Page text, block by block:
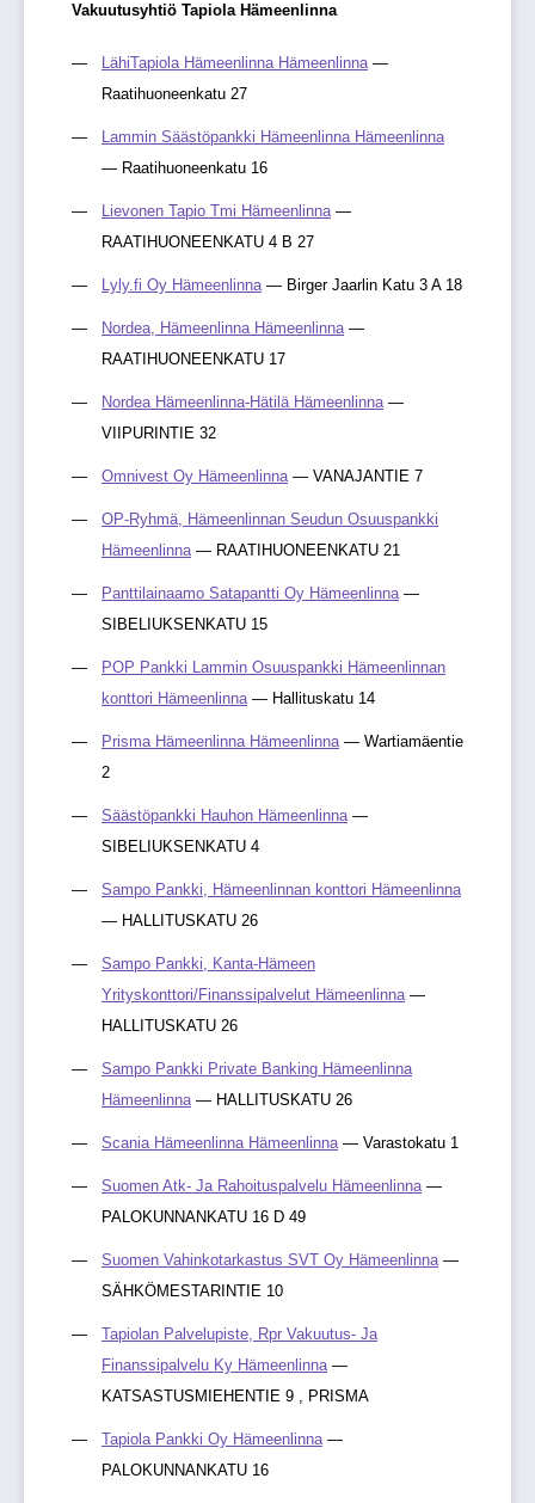
Vakuutusyhtiö Tapiola Hämeenlinna
LähiTapiola Hämeenlinna Hämeenlinna —
Raatihuoneenkatu 27
Lammin Säästöpankki Hämeenlinna Hämeenlinna
— Raatihuoneenkatu 16
Lievonen Tapio Tmi Hämeenlinna —
RAATIHUONEENKATU 4 B 27
Lyly.fi Oy Hämeenlinna — Birger Jaarlin Katu 3 A 18
Nordea, Hämeenlinna Hämeenlinna —
RAATIHUONEENKATU 17
Nordea Hämeenlinna-Hätilä Hämeenlinna —
VIIPURINTIE 32
Omnivest Oy Hämeenlinna — VANAJANTIE 7
OP-Ryhmä, Hämeenlinnan Seudun Osuuspankki
Hämeenlinna — RAATIHUONEENKATU 21
Panttilainaamo Satapantti Oy Hämeenlinna —
SIBELIUKSENKATU 15
POP Pankki Lammin Osuuspankki Hämeenlinnan
konttori Hämeenlinna — Hallituskatu 14
Prisma Hämeenlinna Hämeenlinna — Wartiamäentie
2
Säästöpankki Hauhon Hämeenlinna —
SIBELIUKSENKATU 4
Sampo Pankki, Hämeenlinnan konttori Hämeenlinna
— HALLITUSKATU 26
Sampo Pankki, Kanta-Hämeen
Yrityskonttori/Finanssipalvelut Hämeenlinna —
HALLITUSKATU 26
Sampo Pankki Private Banking Hämeenlinna
Hämeenlinna — HALLITUSKATU 26
Scania Hämeenlinna Hämeenlinna — Varastokatu 1
Suomen Atk- Ja Rahoituspalvelu Hämeenlinna —
PALOKUNNANKATU 16 D 49
Suomen Vahinkotarkastus SVT Oy Hämeenlinna —
SÄHKÖMESTARINTIE 10
Tapiolan Palvelupiste, Rpr Vakuutus- Ja
Finanssipalvelu Ky Hämeenlinna —
KATSASTUSMIEHENTIE 9 , PRISMA
Tapiola Pankki Oy Hämeenlinna —
PALOKUNNANKATU 16